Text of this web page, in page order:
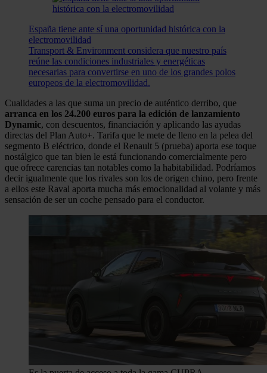
España tiene ante sí una oportunidad histórica con la
electromovilidad
Transport & Environment considera que nuestro país
reúne las condiciones industriales y energéticas
necesarias para convertirse en uno de los grandes polos
europeos de la electromovilidad.
Cualidades a las que suma un precio de auténtico derribo, que
arranca en los 24.200 euros para la edición de lanzamiento
Dynamic, con descuentos, financiación y aplicando las ayudas
directas del Plan Auto+. Tarifa que le mete de lleno en la pelea del
segmento B eléctrico, donde el Renault 5 (prueba) aporta ese toque
nostálgico que tan bien le está funcionando comercialmente pero
que ofrece carencias tan notables como la habitabilidad. Podríamos
decir igualmente que los rivales son los de origen chino, pero frente
a ellos este Raval aporta mucha más emocionalidad al volante y más
sensación de ser un coche pensado para el conductor.